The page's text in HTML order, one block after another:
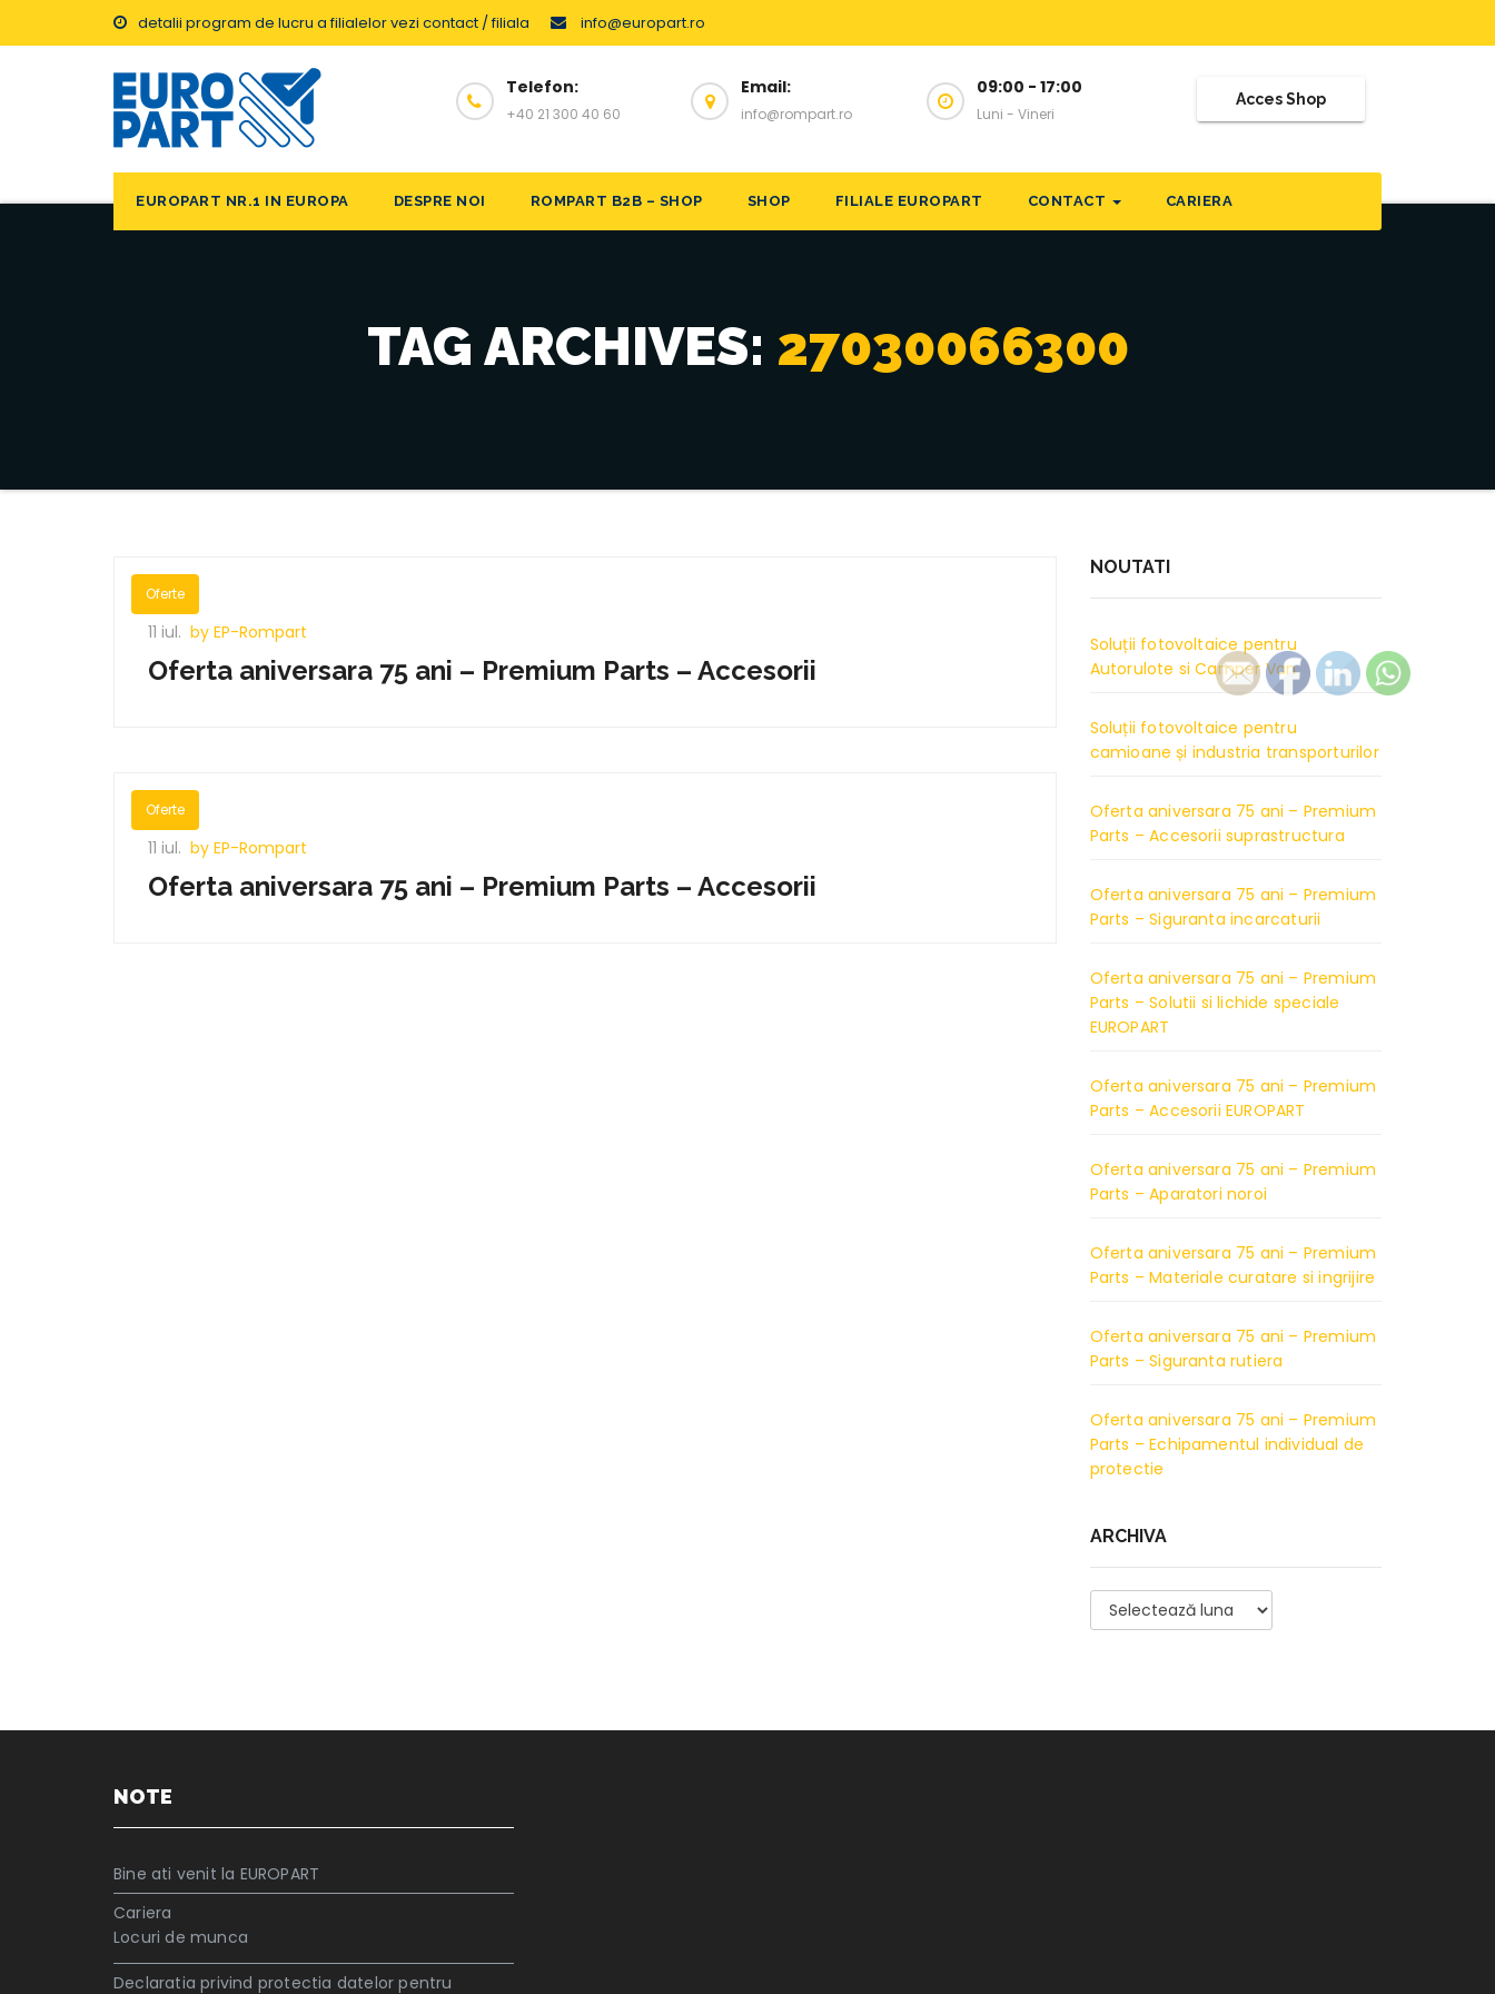
detalii program de lucru a filialelor vezi contact / filiala info@europart.ro
Telefon:
+40 21 300 40 60
Email:
info@rompart.ro
09:00 - 17:00
Luni - Vineri
Acces Shop
EUROPART NR.1 IN EUROPA DESPRE NOI ROMPART B2B – SHOP SHOP FILIALE EUROPART CONTACT CARIERA
TAG ARCHIVES: 27030066300
Oferte
11 iul. by EP-Rompart
Oferta aniversara 75 ani – Premium Parts – Accesorii
Oferte
11 iul. by EP-Rompart
Oferta aniversara 75 ani – Premium Parts – Accesorii
NOUTATI
Soluții fotovoltaice pentru
Autorulote si Camper Van
Soluții fotovoltaice pentru
camioane și industria transporturilor
Oferta aniversara 75 ani – Premium
Parts – Accesorii suprastructura
Oferta aniversara 75 ani – Premium
Parts – Siguranta incarcaturii
Oferta aniversara 75 ani – Premium
Parts – Solutii si lichide speciale
EUROPART
Oferta aniversara 75 ani – Premium
Parts – Accesorii EUROPART
Oferta aniversara 75 ani – Premium
Parts – Aparatori noroi
Oferta aniversara 75 ani – Premium
Parts – Materiale curatare si ingrijire
Oferta aniversara 75 ani – Premium
Parts – Siguranta rutiera
Oferta aniversara 75 ani – Premium
Parts – Echipamentul individual de
protectie
ARCHIVA
Archiva
NOTE
Bine ati venit la EUROPART
Cariera
Locuri de munca
Declaratia privind protectia datelor pentru